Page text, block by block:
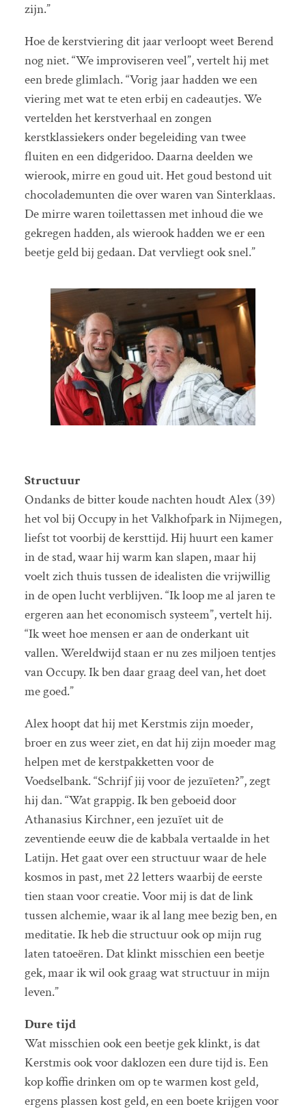
zijn.”
Hoe de kerstviering dit jaar verloopt weet Berend
nog niet. “We improviseren veel”, vertelt hij met
een brede glimlach. “Vorig jaar hadden we een
viering met wat te eten erbij en cadeautjes. We
vertelden het kerstverhaal en zongen
kerstklassiekers onder begeleiding van twee
fluiten en een didgeridoo. Daarna deelden we
wierook, mirre en goud uit. Het goud bestond uit
chocolademunten die over waren van Sinterklaas.
De mirre waren toilettassen met inhoud die we
gekregen hadden, als wierook hadden we er een
beetje geld bij gedaan. Dat vervliegt ook snel.”
Structuur
Ondanks de bitter koude nachten houdt Alex (39)
het vol bij Occupy in het Valkhofpark in Nijmegen,
liefst tot voorbij de kersttijd. Hij huurt een kamer
in de stad, waar hij warm kan slapen, maar hij
voelt zich thuis tussen de idealisten die vrijwillig
in de open lucht verblijven. “Ik loop me al jaren te
ergeren aan het economisch systeem”, vertelt hij.
“Ik weet hoe mensen er aan de onderkant uit
vallen. Wereldwijd staan er nu zes miljoen tentjes
van Occupy. Ik ben daar graag deel van, het doet
me goed.”
Alex hoopt dat hij met Kerstmis zijn moeder,
broer en zus weer ziet, en dat hij zijn moeder mag
helpen met de kerstpakketten voor de
Voedselbank. “Schrijf jij voor de jezuïeten?”, zegt
hij dan. “Wat grappig. Ik ben geboeid door
Athanasius Kirchner, een jezuïet uit de
zeventiende eeuw die de kabbala vertaalde in het
Latijn. Het gaat over een structuur waar de hele
kosmos in past, met 22 letters waarbij de eerste
tien staan voor creatie. Voor mij is dat de link
tussen alchemie, waar ik al lang mee bezig ben, en
meditatie. Ik heb die structuur ook op mijn rug
laten tatoeëren. Dat klinkt misschien een beetje
gek, maar ik wil ook graag wat structuur in mijn
leven.”
Dure tijd
Wat misschien ook een beetje gek klinkt, is dat
Kerstmis ook voor daklozen een dure tijd is. Een
kop koffie drinken om op te warmen kost geld,
ergens plassen kost geld, en een boete krijgen voor